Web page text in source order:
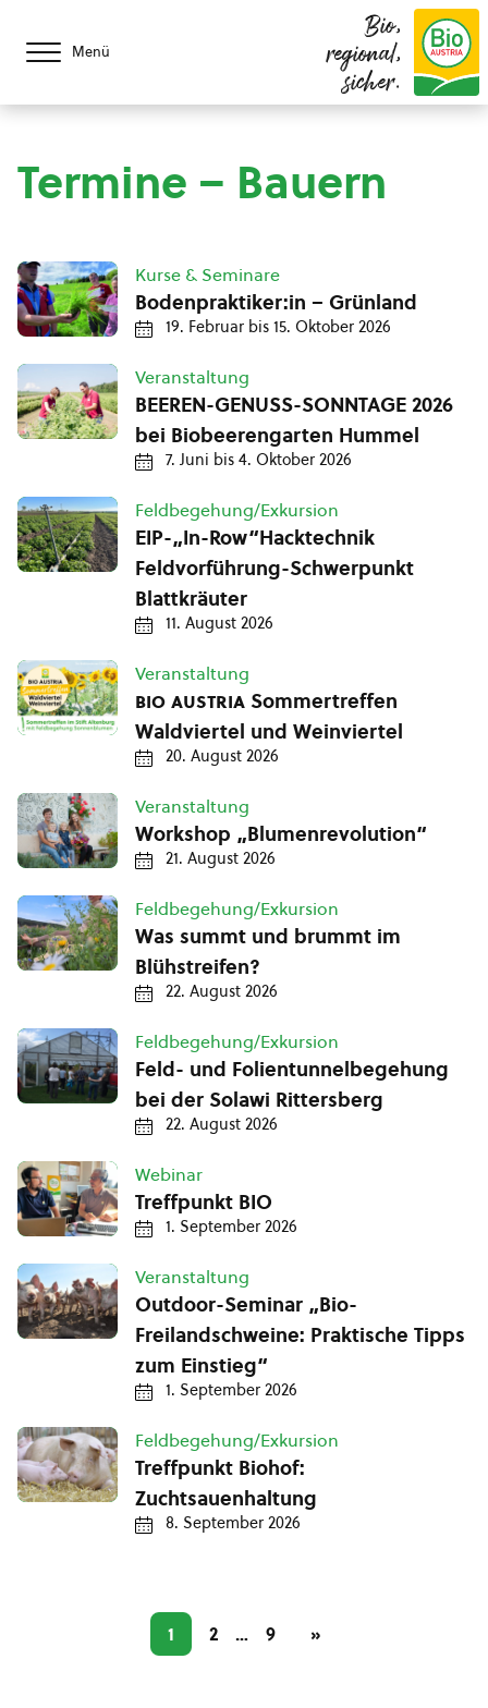
Menü
Bio,
regional,
sicher.
Termine – Bauern
Kurse & Seminare
Bodenpraktiker:in – Grünland
19. Februar bis 15. Oktober 2026
Veranstaltung
BEEREN-GENUSS-SONNTAGE 2026
bei Biobeerengarten Hummel
7. Juni bis 4. Oktober 2026
Feldbegehung/Exkursion
EIP-„In-Row“Hacktechnik
Feldvorführung-Schwerpunkt
Blattkräuter
11. August 2026
Veranstaltung
bio austria Sommertreffen
Waldviertel und Weinviertel
20. August 2026
Veranstaltung
Workshop „Blumenrevolution“
21. August 2026
Feldbegehung/Exkursion
Was summt und brummt im
Blühstreifen?
22. August 2026
Feldbegehung/Exkursion
Feld- und Folientunnelbegehung
bei der Solawi Rittersberg
22. August 2026
Webinar
Treffpunkt BIO
1. September 2026
Veranstaltung
Outdoor-Seminar „Bio-
Freilandschweine: Praktische Tipps
zum Einstieg“
1. September 2026
Feldbegehung/Exkursion
Treffpunkt Biohof:
Zuchtsauenhaltung
8. September 2026
1 2 … 9 »